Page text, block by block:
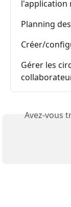
l'application
Planning
Créer/
Gérer les
Avez-vous